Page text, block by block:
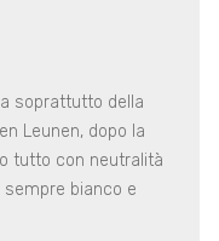
soprattutto della
Leunen, dopo la
tutto con neutralità
bianco e